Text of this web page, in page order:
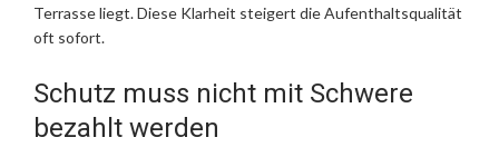
Terrasse liegt. Diese Klarheit steigert die Aufenthaltsqualität
oft sofort.
Schutz muss nicht mit Schwere
bezahlt werden